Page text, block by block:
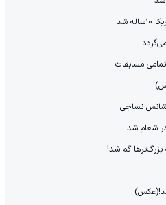
شد
مسابقات
نساجی
شعام شد
گم شد!